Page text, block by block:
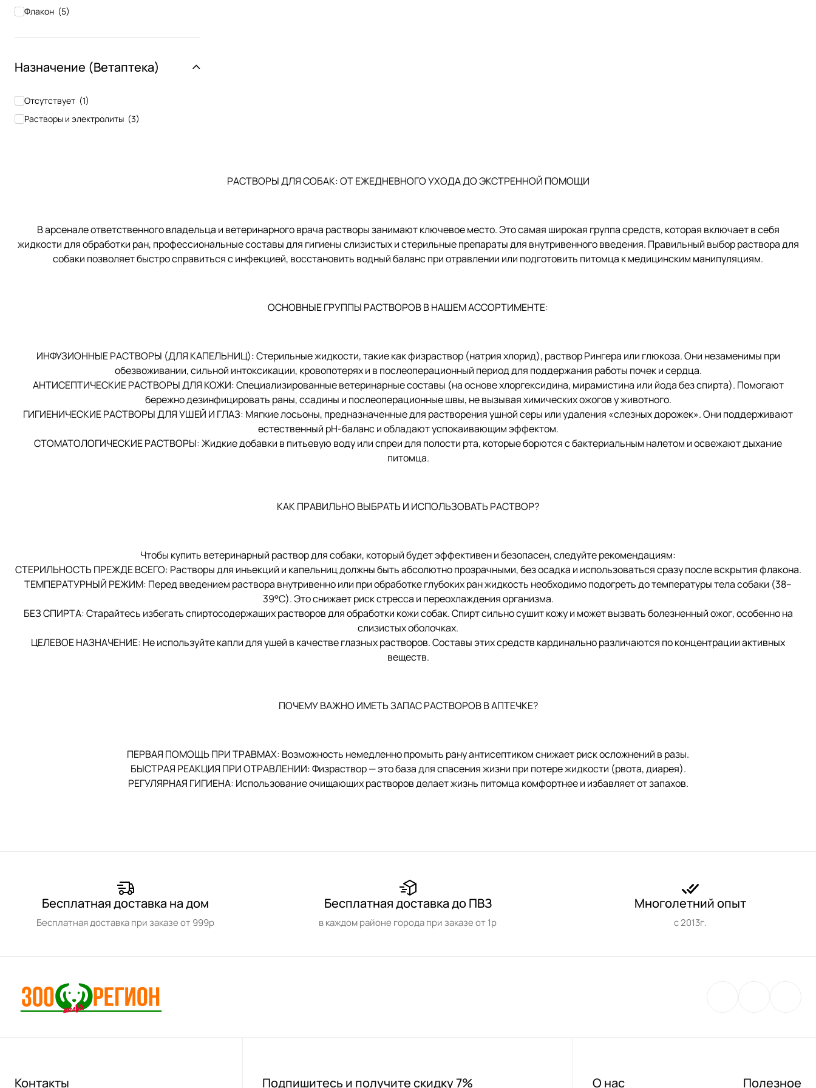
Флакон (5)
Назначение (Ветаптека)
Отсутствует (1)
Растворы и электролиты (3)
РАСТВОРЫ ДЛЯ СОБАК: ОТ ЕЖЕДНЕВНОГО УХОДА ДО ЭКСТРЕННОЙ ПОМОЩИ
В арсенале ответственного владельца и ветеринарного врача растворы занимают ключевое место. Это самая широкая группа средств, которая включает в себя
жидкости для обработки ран, профессиональные составы для гигиены слизистых и стерильные препараты для внутривенного введения. Правильный выбор раствора для
собаки позволяет быстро справиться с инфекцией, восстановить водный баланс при отравлении или подготовить питомца к медицинским манипуляциям.
ОСНОВНЫЕ ГРУППЫ РАСТВОРОВ В НАШЕМ АССОРТИМЕНТЕ:
ИНФУЗИОННЫЕ РАСТВОРЫ (ДЛЯ КАПЕЛЬНИЦ): Стерильные жидкости, такие как физраствор (натрия хлорид), раствор Рингера или глюкоза. Они незаменимы при
обезвоживании, сильной интоксикации, кровопотерях и в послеоперационный период для поддержания работы почек и сердца.
АНТИСЕПТИЧЕСКИЕ РАСТВОРЫ ДЛЯ КОЖИ: Специализированные ветеринарные составы (на основе хлоргексидина, мирамистина или йода без спирта). Помогают
бережно дезинфицировать раны, ссадины и послеоперационные швы, не вызывая химических ожогов у животного.
ГИГИЕНИЧЕСКИЕ РАСТВОРЫ ДЛЯ УШЕЙ И ГЛАЗ: Мягкие лосьоны, предназначенные для растворения ушной серы или удаления «слезных дорожек». Они поддерживают
естественный pH-баланс и обладают успокаивающим эффектом.
СТОМАТОЛОГИЧЕСКИЕ РАСТВОРЫ: Жидкие добавки в питьевую воду или спреи для полости рта, которые борются с бактериальным налетом и освежают дыхание
питомца.
КАК ПРАВИЛЬНО ВЫБРАТЬ И ИСПОЛЬЗОВАТЬ РАСТВОР?
Чтобы купить ветеринарный раствор для собаки, который будет эффективен и безопасен, следуйте рекомендациям:
СТЕРИЛЬНОСТЬ ПРЕЖДЕ ВСЕГО: Растворы для инъекций и капельниц должны быть абсолютно прозрачными, без осадка и использоваться сразу после вскрытия флакона.
ТЕМПЕРАТУРНЫЙ РЕЖИМ: Перед введением раствора внутривенно или при обработке глубоких ран жидкость необходимо подогреть до температуры тела собаки (38–
39°C). Это снижает риск стресса и переохлаждения организма.
БЕЗ СПИРТА: Старайтесь избегать спиртосодержащих растворов для обработки кожи собак. Спирт сильно сушит кожу и может вызвать болезненный ожог, особенно на
слизистых оболочках.
ЦЕЛЕВОЕ НАЗНАЧЕНИЕ: Не используйте капли для ушей в качестве глазных растворов. Составы этих средств кардинально различаются по концентрации активных
веществ.
ПОЧЕМУ ВАЖНО ИМЕТЬ ЗАПАС РАСТВОРОВ В АПТЕЧКЕ?
ПЕРВАЯ ПОМОЩЬ ПРИ ТРАВМАХ: Возможность немедленно промыть рану антисептиком снижает риск осложнений в разы.
БЫСТРАЯ РЕАКЦИЯ ПРИ ОТРАВЛЕНИИ: Физраствор — это база для спасения жизни при потере жидкости (рвота, диарея).
РЕГУЛЯРНАЯ ГИГИЕНА: Использование очищающих растворов делает жизнь питомца комфортнее и избавляет от запахов.
Бесплатная доставка на дом
Бесплатная доставка при заказе от 999р
Бесплатная доставка до ПВЗ
в каждом районе города при заказе от 1р
Многолетний опыт
с 2013г.
Контакты Подпишитесь и получите скидку 7% О нас Полезное